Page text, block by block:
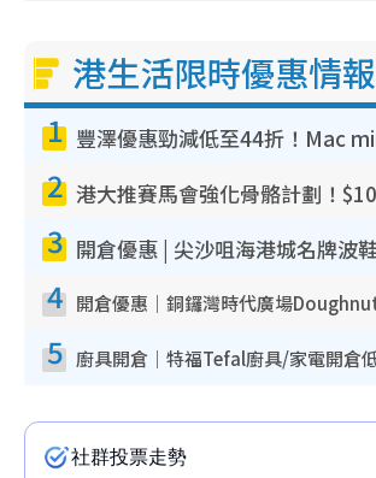
港生活限時優惠情報
1
2
3
4
5